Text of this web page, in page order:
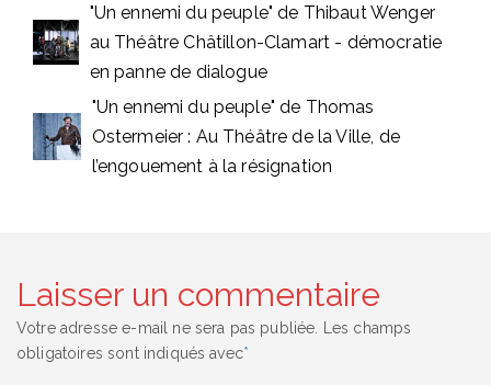
"Un ennemi du peuple" de Thibaut Wenger
au Théâtre Châtillon-Clamart - démocratie
en panne de dialogue
"Un ennemi du peuple" de Thomas
Ostermeier : Au Théâtre de la Ville, de
l’engouement à la résignation
Laisser un commentaire
Votre adresse e-mail ne sera pas publiée.
Les champs
obligatoires sont indiqués avec*